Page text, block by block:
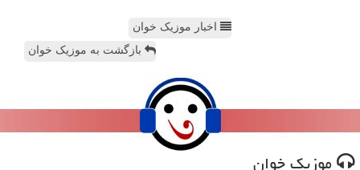
اخبار موزیک خوان
بازگشت به موزیک خوان
موزیك خوان